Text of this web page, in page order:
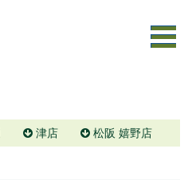
津店 松阪 嬉野店